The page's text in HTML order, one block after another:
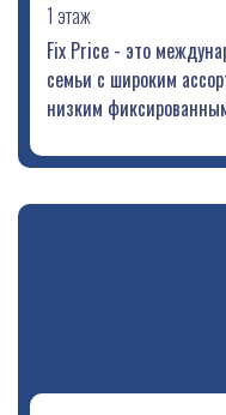
1 этаж
Fix Price - это
семьи с широким
низким